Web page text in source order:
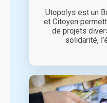
Utopolys est un
et Citoyen
de projets
solidarité,